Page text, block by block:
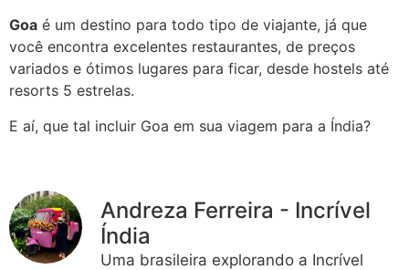
Goa é um destino para todo tipo de viajante, já que
você encontra excelentes restaurantes, de preços
variados e ótimos lugares para ficar, desde hostels até
resorts 5 estrelas.
E aí, que tal incluir Goa em sua viagem para a Índia?
Andreza Ferreira - Incrível
Índia
Uma brasileira explorando a Incrível